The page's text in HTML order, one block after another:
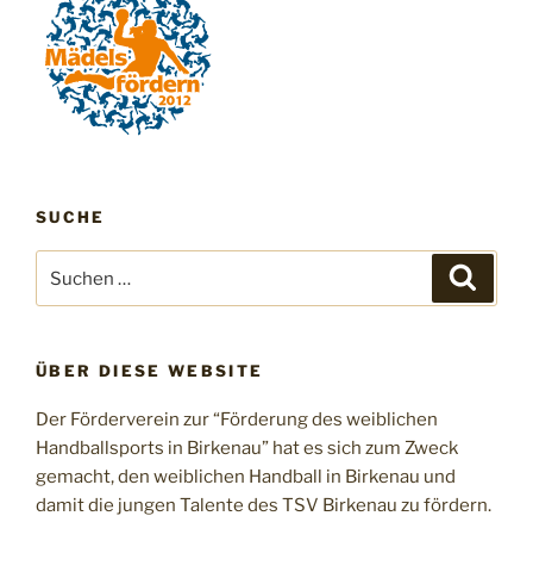
SUCHE
nach:
ÜBER DIESE WEBSITE
Der Förderverein zur “Förderung des weiblichen
Handballsports in Birkenau” hat es sich zum Zweck
gemacht, den weiblichen Handball in Birkenau und
damit die jungen Talente des TSV Birkenau zu fördern.